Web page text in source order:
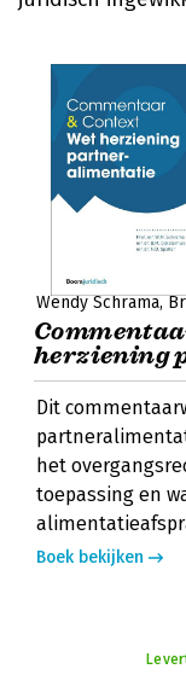
Wendy Schrama
herziening
Dit
het
toepassing en
Boek bekijken